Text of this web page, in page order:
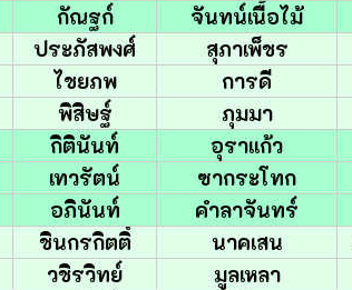
กัณฐก์ จันทน์เนื้อไม้
ประภัสพงศ์ สุภาเพ็ชร
ไชยภพ การดี
พิสิษฐ์ ภุมมา
กิตินันท์ อุราเเก้ว
เทวรัตน์ ซากระโทก
อภินันท์ คำลาจันทร์
ชินกรกิตติ์ นาคเสน
วชิรวิทย์ มูลเหลา